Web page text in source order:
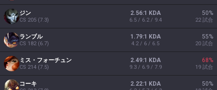
ジン
CS 205 (7.3)
2.56:1 KDA
6.5 / 6.2 / 9.4
50%
22 試合
ランブル
CS 182(6.7)
1.79:1 KDA
4.2 / 6 / 6.5
55%
20 試合
ミス・フォーチュン
CS 214 (7.5)
2.49:1 KDA
9.3 / 6.9 / 7.9
68%
19 試合
コーキ 2.22:1 KDA 50%